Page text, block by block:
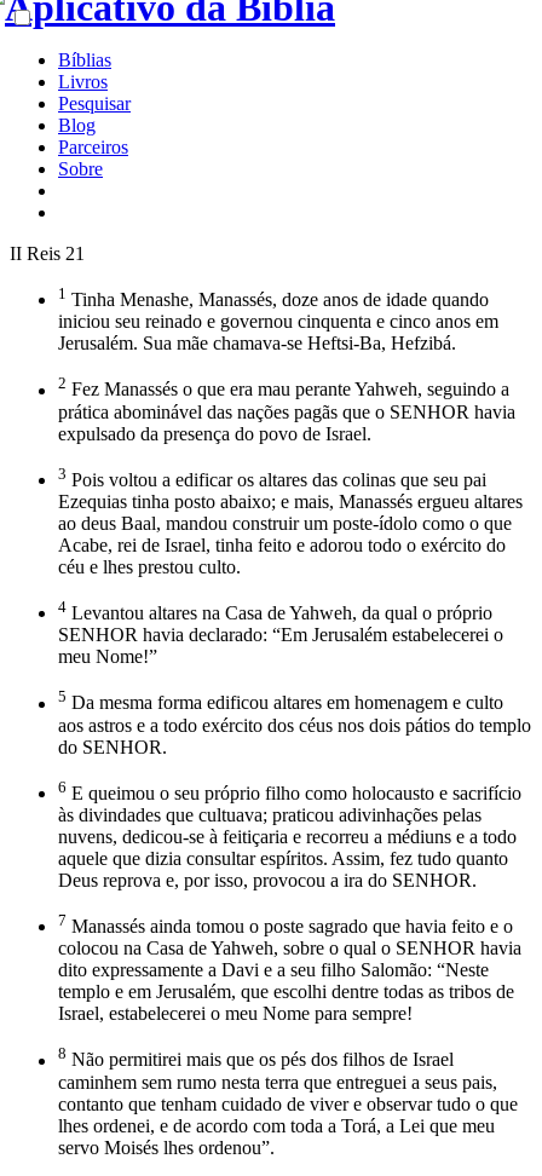
Bíblias
Livros
Pesquisar
Blog
Parceiros
Sobre
II Reis 21
1 Tinha Menashe, Manassés, doze anos de idade quando
iniciou seu reinado e governou cinquenta e cinco anos em
Jerusalém. Sua mãe chamava-se Heftsi-Ba, Hefzibá.
2 Fez Manassés o que era mau perante Yahweh, seguindo a
prática abominável das nações pagãs que o SENHOR havia
expulsado da presença do povo de Israel.
3 Pois voltou a edificar os altares das colinas que seu pai
Ezequias tinha posto abaixo; e mais, Manassés ergueu altares
ao deus Baal, mandou construir um poste-ídolo como o que
Acabe, rei de Israel, tinha feito e adorou todo o exército do
céu e lhes prestou culto.
4 Levantou altares na Casa de Yahweh, da qual o próprio
SENHOR havia declarado: “Em Jerusalém estabelecerei o
meu Nome!”
5 Da mesma forma edificou altares em homenagem e culto
aos astros e a todo exército dos céus nos dois pátios do templo
do SENHOR.
6 E queimou o seu próprio filho como holocausto e sacrifício
às divindades que cultuava; praticou adivinhações pelas
nuvens, dedicou-se à feitiçaria e recorreu a médiuns e a todo
aquele que dizia consultar espíritos. Assim, fez tudo quanto
Deus reprova e, por isso, provocou a ira do SENHOR.
7 Manassés ainda tomou o poste sagrado que havia feito e o
colocou na Casa de Yahweh, sobre o qual o SENHOR havia
dito expressamente a Davi e a seu filho Salomão: “Neste
templo e em Jerusalém, que escolhi dentre todas as tribos de
Israel, estabelecerei o meu Nome para sempre!
8 Não permitirei mais que os pés dos filhos de Israel
caminhem sem rumo nesta terra que entreguei a seus pais,
contanto que tenham cuidado de viver e observar tudo o que
lhes ordenei, e de acordo com toda a Torá, a Lei que meu
servo Moisés lhes ordenou”.